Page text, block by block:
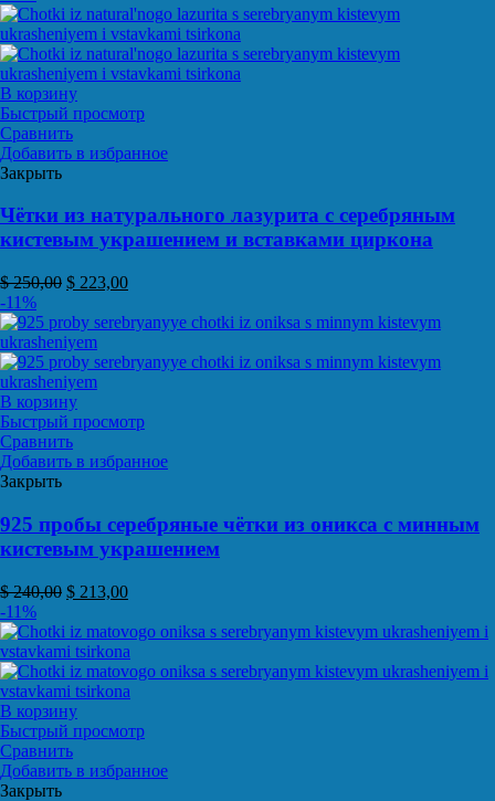
В корзину
Быстрый просмотр
Сравнить
Добавить в избранное
Закрыть
Чётки из натурального лазурита с серебряным
кистевым украшением и вставками циркона
$250,00 $ 223,00
-11%
В корзину
Быстрый просмотр
Сравнить
Добавить в избранное
Закрыть
925 пробы серебряные чётки из оникса с минным
кистевым украшением
$240,00 $ 213,00
-11%
В корзину
Быстрый просмотр
Сравнить
Добавить в избранное
Закрыть